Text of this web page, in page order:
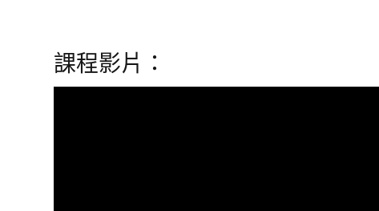
課程影片：